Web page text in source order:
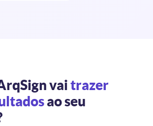
vaitrazer
ao seu